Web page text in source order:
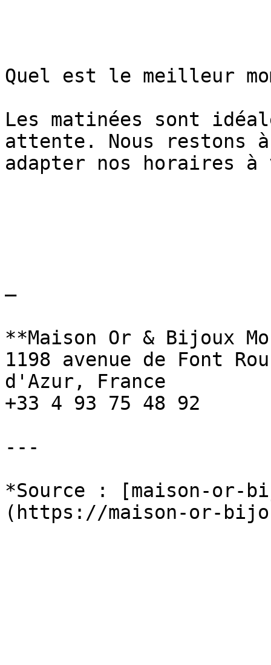
Quel est le meilleur
Les matinées sont
attente. Nous restons
adapter nos horaires à
—
**Maison Or & Bijoux
1198 avenue de Font
d'Azur, France
+33 4 93 75 48 92
---
*Source : [maison-or-